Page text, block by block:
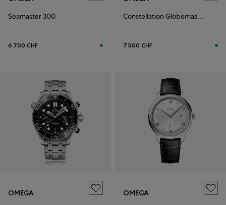
Seamaster 300
6 700 CHF
Constellation Globemaster
7 500 CHF
OMEGA
OMEGA